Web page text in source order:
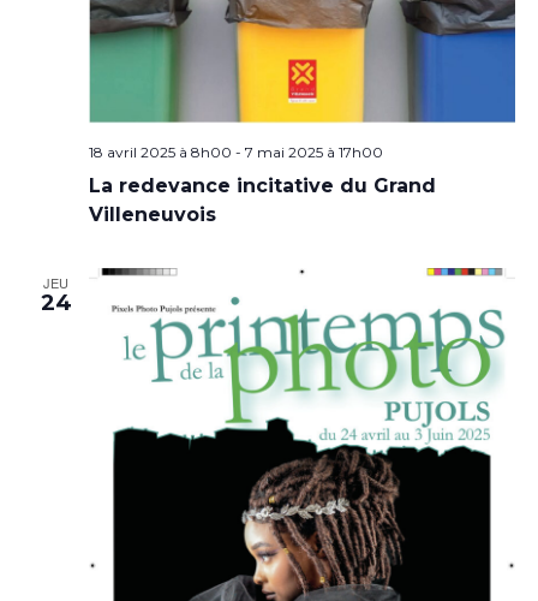
18 avril 2025 à 8h00 - 7 mai 2025 à 17h00
La redevance incitative du Grand
Villeneuvois
JEU
24